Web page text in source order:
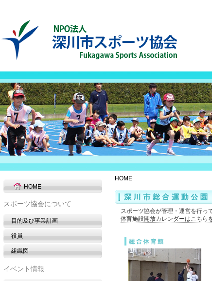
HOME
スポーツ協会が管理・運営を行っ
体育施設開放カレンダーはこちら
HOME
スポーツ協会について
目的及び事業計画
役員
組織図
イベント情報